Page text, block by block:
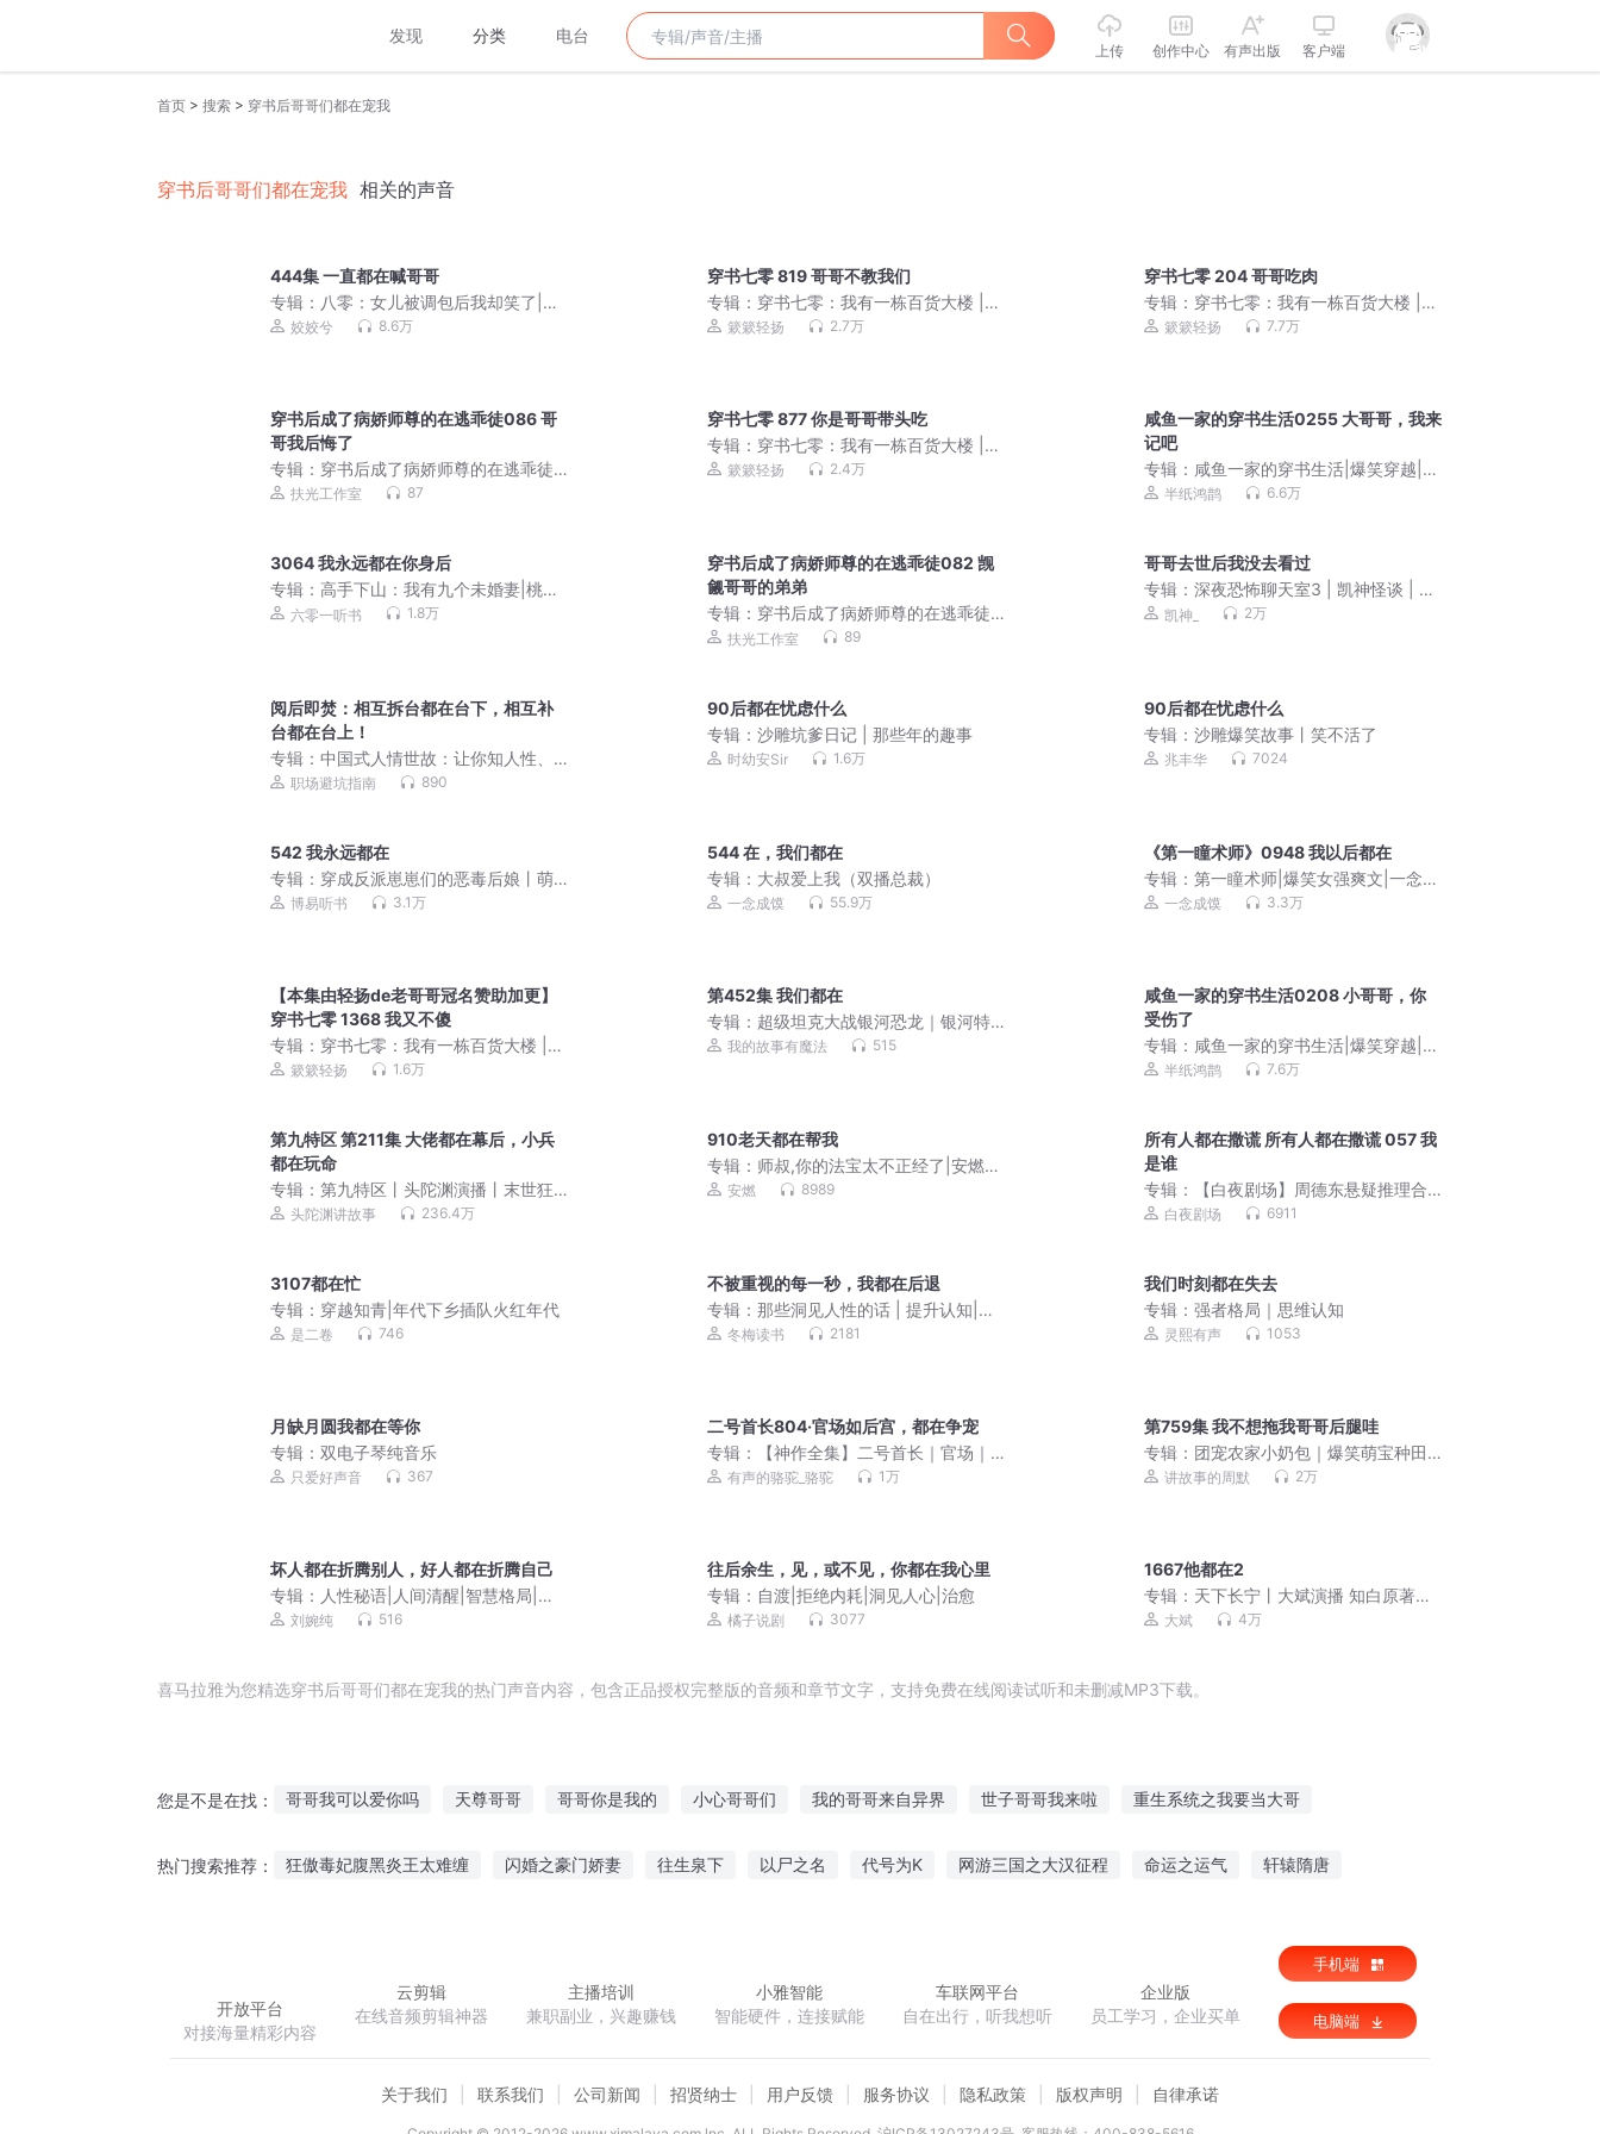
发现 分类 电台
上传 创作中心 有声出版 客户端
首页 > 搜索 > 穿书后哥哥们都在宠我
穿书后哥哥们都在宠我 相关的声音
444集 一直都在喊哥哥
专辑： 八零：女儿被调包后我却笑了|姣
姣兮江也白夜|年代萌娃复仇爽翻天|群像
姣姣兮 8.6万
穿书七零 819 哥哥不教我们
专辑： 穿书七零：我有一栋百货大楼 |
簌簌轻扬丨年代团宠
簌簌轻扬 2.7万
穿书七零 204 哥哥吃肉
专辑： 穿书七零：我有一栋百货大楼 |
簌簌轻扬丨年代团宠
簌簌轻扬 7.7万
穿书后成了病娇师尊的在逃乖徒086 哥
哥我后悔了
专辑： 穿书后成了病娇师尊的在逃乖徒
｜师徒｜救赎｜穿书
扶光工作室 87
穿书七零 877 你是哥哥带头吃
专辑： 穿书七零：我有一栋百货大楼 |
簌簌轻扬丨年代团宠
簌簌轻扬 2.4万
咸鱼一家的穿书生活0255 大哥哥，我来
记吧
专辑： 咸鱼一家的穿书生活|爆笑穿越|半
纸鸿鹊多人有声剧|VIP免费|无CP
半纸鸿鹊 6.6万
3064 我永远都在你身后
专辑： 高手下山：我有九个未婚妻|桃运
爽文|美女如云|偷香
六零一听书 1.8万
穿书后成了病娇师尊的在逃乖徒082 觊
觎哥哥的弟弟
专辑： 穿书后成了病娇师尊的在逃乖徒
｜师徒｜救赎｜穿书
扶光工作室 89
哥哥去世后我没去看过
专辑：深夜恐怖聊天室3 | 凯神怪谈 | 听
友故事
凯神_ 2万
阅后即焚：相互拆台都在台下，相互补
台都在台上！
专辑： 中国式人情世故：让你知人性、
懂人心、通人情
职场避坑指南 890
90后都在忧虑什么
专辑：沙雕坑爹日记 | 那些年的趣事
时幼安Sir 1.6万
90后都在忧虑什么
专辑：沙雕爆笑故事丨笑不活了
兆丰华 7024
542 我永远都在
专辑： 穿成反派崽崽们的恶毒后娘丨萌
宝种田丨穿越甜宠多人剧
博易听书 3.1万
544 在，我们都在
专辑： 大叔爱上我（双播总裁）
一念成馍 55.9万
《第一瞳术师》0948 我以后都在
专辑：第一瞳术师|爆笑女强爽文|一念成
馍|会员免费|多人有声剧
一念成馍 3.3万
【本集由轻扬de老哥哥冠名赞助加更】
穿书七零 1368 我又不傻
专辑： 穿书七零：我有一栋百货大楼 |
簌簌轻扬丨年代团宠
簌簌轻扬 1.6万
第452集 我们都在
专辑： 超级坦克大战银河恐龙｜银河特
战队｜恐龙世界大冒险
我的故事有魔法 515
咸鱼一家的穿书生活0208 小哥哥，你
受伤了
专辑： 咸鱼一家的穿书生活|爆笑穿越|半
纸鸿鹊多人有声剧|VIP免费|无CP
半纸鸿鹊 7.6万
第九特区 第211集 大佬都在幕后，小兵
都在玩命
专辑： 第九特区丨头陀渊演播丨末世狂
飙丨VIP免费多人有声剧
头陀渊讲故事 236.4万
910老天都在帮我
专辑： 师叔,你的法宝太不正经了|安燃穿
越爆笑修仙|法宝不正经VIP免费有声小
安燃 8989
所有人都在撒谎 所有人都在撒谎 057 我
是谁
专辑：
【白夜剧场】周德东悬疑推理合
集 | 陈坤、杨幂主演电影《门》原著作
白夜剧场 6911
3107都在忙
专辑： 穿越知青|年代下乡插队火红年代
是二卷 746
不被重视的每一秒，我都在后退
专辑：那些洞见人性的话 | 提升认知|升
维思考|人间清醒
冬梅读书 2181
我们时刻都在失去
专辑：强者格局｜思维认知
灵熙有声 1053
月缺月圆我都在等你
专辑： 双电子琴纯音乐
只爱好声音 367
二号首长804·官场如后宫，都在争宠
专辑：
【神作全集】二号首长｜官场｜
第一季｜骆驼｜首席医官
有声的骆驼_骆驼 1万
第759集 我不想拖我哥哥后腿哇
专辑： 团宠农家小奶包｜爆笑萌宝种田
文｜周默团队制作|多人有声剧
讲故事的周默 2万
坏人都在折腾别人，好人都在折腾自己
专辑： 人性秘语|人间清醒|智慧格局|为
人处世潜规则
刘婉纯 516
往后余生，见，或不见，你都在我心里
专辑： 自渡|拒绝内耗|洞见人心|治愈
橘子说剧 3077
1667他都在2
专辑： 天下长宁丨大斌演播 知白原著丨
不让江山后传丨群像权谋&VIP免费精品
大斌 4万
喜马拉雅为您精选穿书后哥哥们都在宠我的热门声音内容，包含正品授权完整版的音频和章节文字，支持免费在线阅读试听和未删减MP3下载。
您是不是在找： 哥哥我可以爱你吗 天尊哥哥 哥哥你是我的 小心哥哥们 我的哥哥来自异界 世子哥哥我来啦 重生系统之我要当大哥
热门搜索推荐： 狂傲毒妃腹黑炎王太难缠 闪婚之豪门娇妻 往生泉下 以尸之名 代号为K 网游三国之大汉征程 命运之运气 轩辕隋唐
开放平台
对接海量精彩内容
云剪辑
在线音频剪辑神器
主播培训
兼职副业，兴趣赚钱
小雅智能
智能硬件，连接赋能
车联网平台
自在出行，听我想听
企业版
员工学习，企业买单
手机端
电脑端
关于我们 联系我们 公司新闻 招贤纳士 用户反馈 服务协议 隐私政策 版权声明 自律承诺